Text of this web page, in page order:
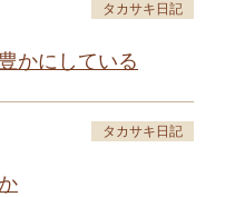
タカサキ日記
かにしている
タカサキ日記